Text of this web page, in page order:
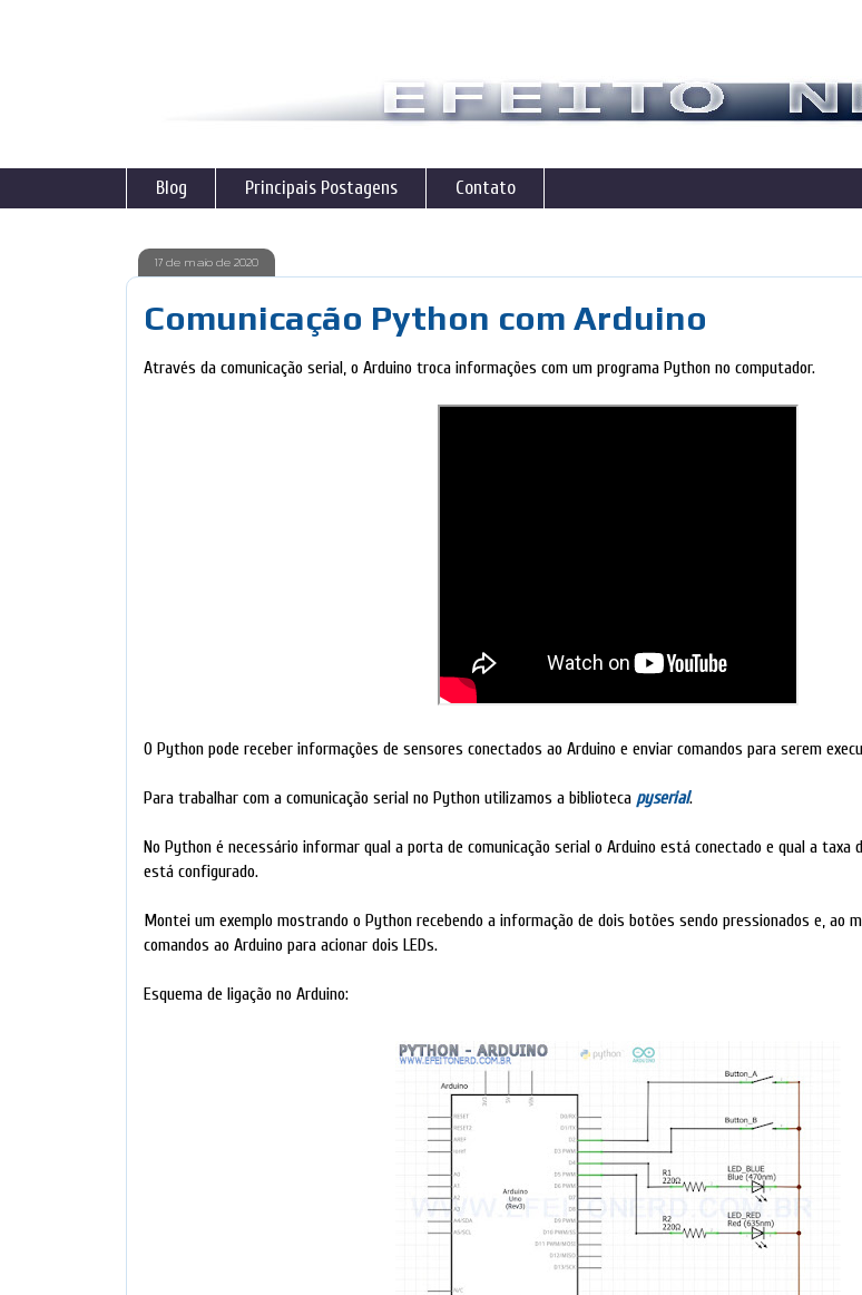
Blog Principais Postagens Contato
17 de maio de 2020
Comunicação Python com Arduino
Através da comunicação serial, o Arduino troca informações com um programa Python no computador.
O Python pode receber informações de sensores conectados ao Arduino e enviar comandos para serem
Para trabalhar com a comunicação serial no Python utilizamos a biblioteca pyserial.
No Python é necessário informar qual a porta de comunicação serial o Arduino está conectado e qual a taxa
está configurado.
Montei um exemplo mostrando o Python recebendo a informação de dois botões sendo pressionados e, ao
comandos ao Arduino para acionar dois LEDs.
Esquema de ligação no Arduino: